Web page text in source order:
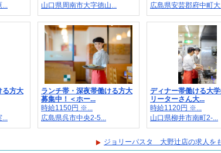
...
山口県周南市大字徳山...
広島県安芸郡府中町
る方大
...
ランチ帯・深夜帯働ける方大
募集中！＜ホー...
時給1150円 ※...
広島県呉市中央2-5...
ディナー帯働ける大
リーターさん大...
時給1120円 ※...
山口県柳井市南町2-...
ジョリーパスタ 大野辻店の求人を